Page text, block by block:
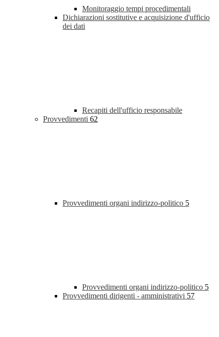
Monitoraggio tempi procedimentali
Dichiarazioni sostitutive e acquisizione d'ufficio
dei dati
Recapiti dell'ufficio responsabile
Provvedimenti 62
Provvedimenti organi indirizzo-politico 5
Provvedimenti organi indirizzo-politico 5
Provvedimenti dirigenti - amministrativi 57